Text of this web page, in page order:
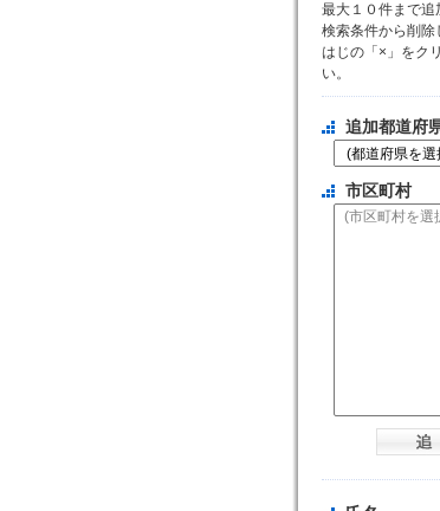
最大１０件まで追
検索条件から削
はじの「×」をク
い。
追加都道府
市区町村